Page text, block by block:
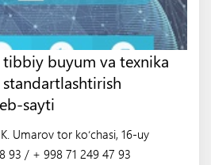
buyum va texnika
sayti
Umarov tor koʻchasi, 16-uy
93 / + 998 71 249 47 93